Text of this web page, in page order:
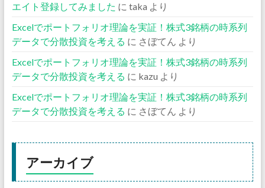
エイト登録してみました に taka より
Excelでポートフォリオ理論を実証！株式3銘柄の時系列
データで分散投資を考える に さぼてん
より
Excelでポートフォリオ理論を実証！株式3銘柄の時系列
データで分散投資を考える に kazu より
Excelでポートフォリオ理論を実証！株式3銘柄の時系列
データで分散投資を考える に さぼてん より
アーカイブ